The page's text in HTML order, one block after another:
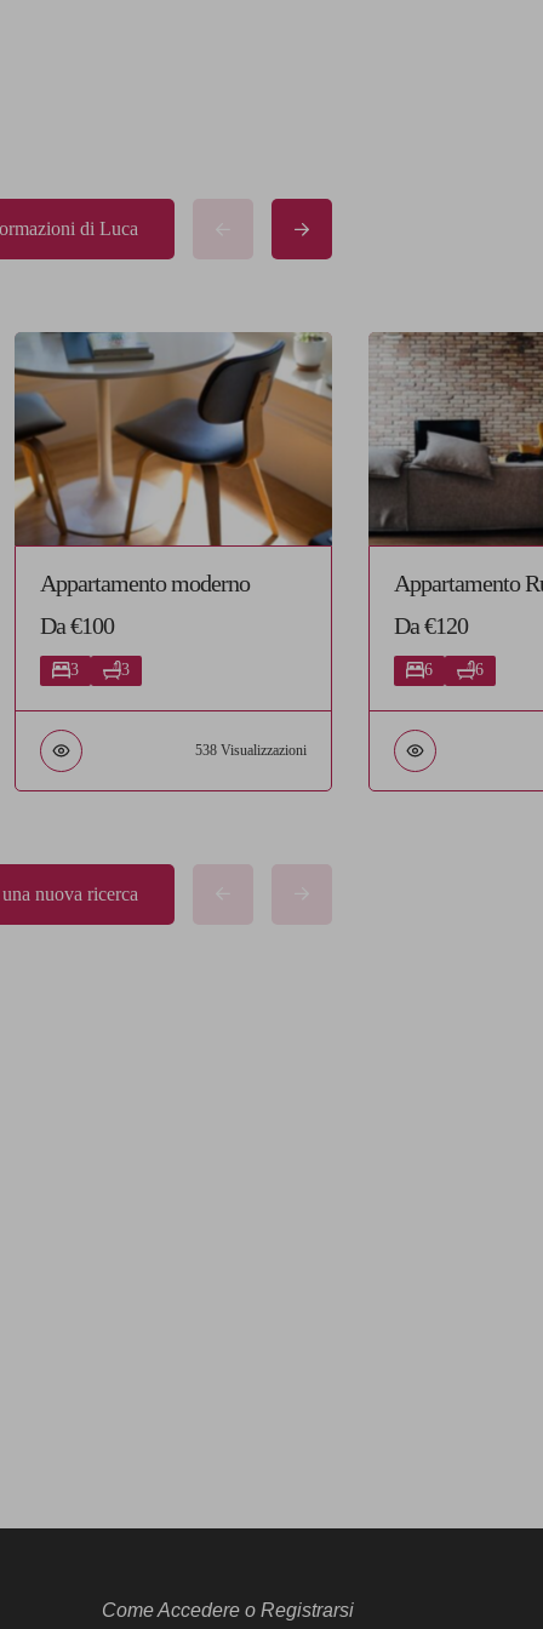
di Luca
Appartamento moderno
Da €100
3 3
538 Visualizzazioni
Appartamento
Da €120
6 6
nuova ricerca
Come Accedere o Registrarsi